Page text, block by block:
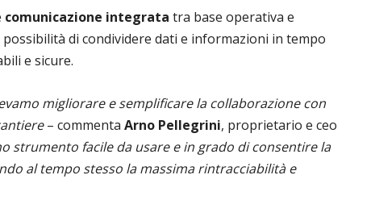
comunicazione integrata tra base operativa e
di condividere dati e informazioni in tempo
e sicure.
migliorare e semplificare la collaborazione con
– commenta Arno Pellegrini, proprietario e ceo
strumento facile da usare e in grado di consentire la
al tempo stesso la massima rintracciabilità e